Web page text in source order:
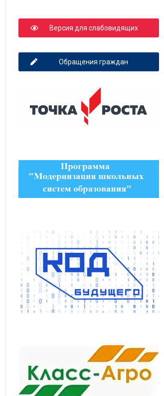
Версия для слабовидящих
Обращения граждан